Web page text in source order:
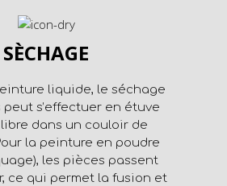
SÈCHAGE
liquide, le séchage
s’effectuer en étuve
libre dans un couloir de
la peinture en poudre
les pièces passent
ce qui permet la fusion et